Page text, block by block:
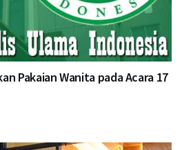
Pakaian Wanita pada Acara 17